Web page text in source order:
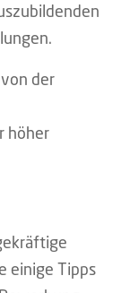
der
höher
einige Tipps